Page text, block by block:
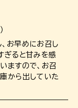
お早めにお召し
ぎると甘みを感
ますので、お召
から出していた